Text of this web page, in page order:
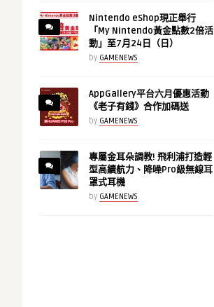
Nintendo eShop現正舉行
「My Nintendo黃金點數2倍活
動」至7月24日（日）
by GAMENEWS
AppGallery平台六月優惠活動
《老子有錢》合作加碼送
by GAMENEWS
專屬金耳朵調教! 飛利浦打造輕
型高續航力、降噪Pro級無線耳
罩式耳機
by GAMENEWS